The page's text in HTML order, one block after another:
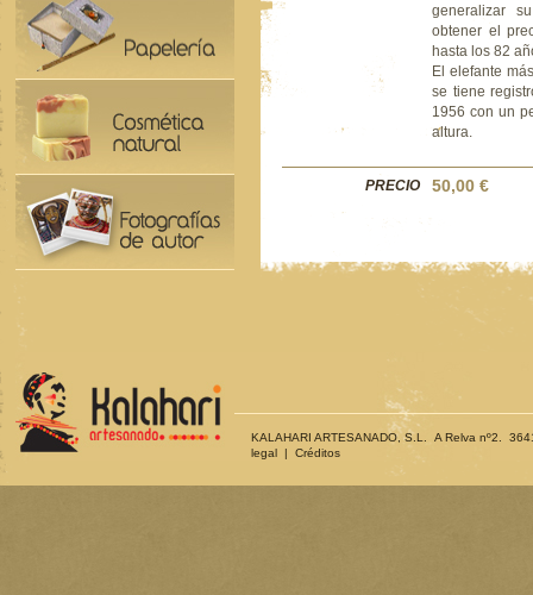
generalizar
obtener el
hasta los 82
El elefante
se tiene
1956 con un
altura.
PRECIO 50,00 €
KALAHARI ARTESANADO, S.L. A Relva nº2.
legal | Créditos